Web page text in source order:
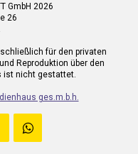
GmbH 2026
26
für den privaten
Reproduktion über den
ist nicht gestattet.
ges.m.b.h.